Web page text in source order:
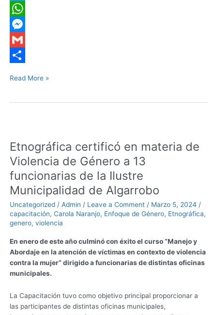
c
e
b
o
n
k
e
n
T
w
r
W
h
a
A
M
e
e
e
r
G
ia
Read More »
Etnográfica certificó en materia de
Violencia de Género a 13
funcionarias de la Ilustre
Municipalidad de Algarrobo
Uncategorized / Admin / Leave a Comment / Marzo 5, 2024 /
capacitación, Carola Naranjo, Enfoque de Género, Etnográfica,
genero, violencia
En enero de este año culminó con éxito el curso “Manejo y
Abordaje en la atención de víctimas en contexto de violencia
contra la mujer” dirigido a funcionarias de distintas oficinas
municipales.
La Capacitación tuvo como objetivo principal proporcionar a
las participantes de distintas oficinas municipales,
en
materia
de
Violencia
de
a
13
de
la
Ilustre
Municipalidad
Algarrobo